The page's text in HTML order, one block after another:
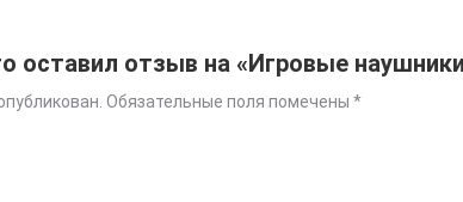
оставил отзыв на «Игровые
Обязательные поля помечены *